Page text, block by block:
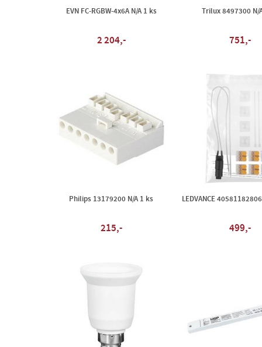
EVN FC-RGBW-4x6A N/A 1 ks
2 204,-
Trilux 8497300 N/
751,-
Philips 13179200 N/A 1 ks
215,-
LEDVANCE
499,-